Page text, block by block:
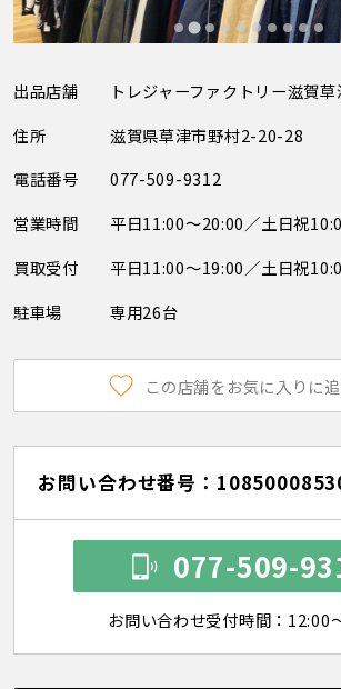
出品店舗
トレジャーファクトリー滋賀
住所
滋賀県草津市野村2-20-28
電話番号
077-509-9312
営業時間
平日11:00～20:00／土日祝
買取受付
平日11:00～19:00／土日祝
駐車場
専用26台
この店舗をお気に入りに
お問い合わせ番号：
077-509-
お問い合わせ受付時間：12:00